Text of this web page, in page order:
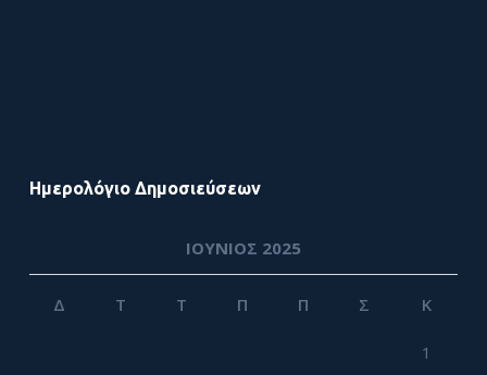
Ημερολόγιο Δημοσιεύσεων
ΙΟΎΝΙΟΣ 2025
Δ Τ Τ Π Π Σ Κ
1